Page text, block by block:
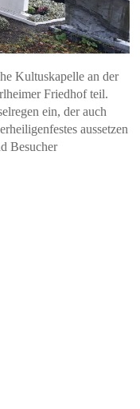
Kultuskapelle an der
Friedhof teil.
ein, der auch
aussetzen
Besucher